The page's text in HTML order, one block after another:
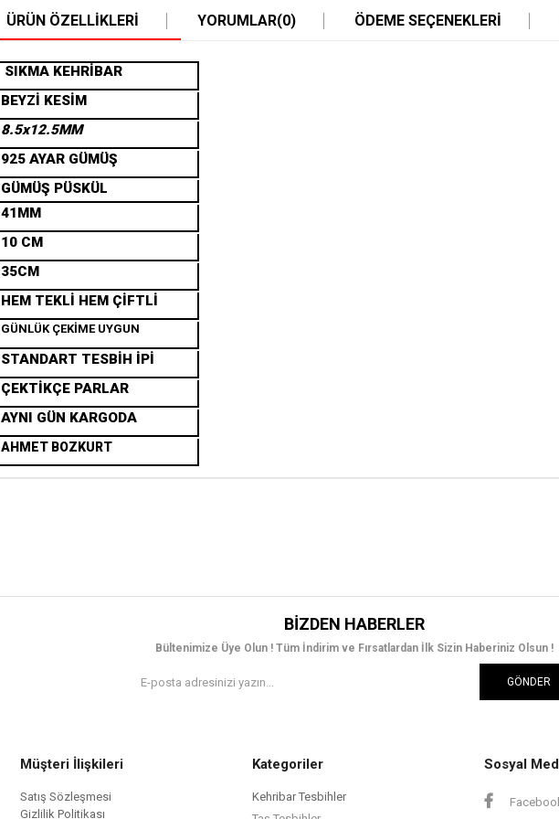
ÜRÜN ÖZELLIKLERI YORUMLAR(0) ÖDEME SEÇENEKLERI
SIKMA KEHRİBAR
BEYZİ KESİM
8.5x12.5MM
925 AYAR GÜMÜŞ
GÜMÜŞ PÜSKÜL
41MM
10 CM
35CM
HEM TEKLİ HEM ÇİFTLİ
GÜNLÜK ÇEKİME UYGUN
STANDART TESBİH İPİ
ÇEKTİKÇE PARLAR
AYNI GÜN KARGODA
AHMET BOZKURT
BIZDEN HABERLER
Bültenimize Üye Olun ! Tüm İndirim ve Fırsatlardan İlk Sizin Haberiniz Olsun !
GÖNDER
Müşteri İlişkileri
Satış Sözleşmesi
Gizlilik Politikası
Kategoriler
Kehribar Tesbihler
Sosyal